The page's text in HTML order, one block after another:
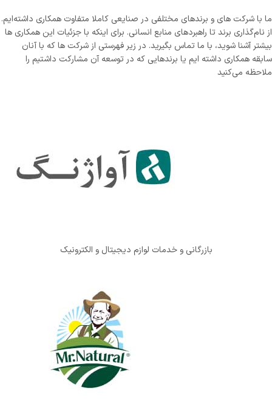
ما با شرکت های و برندهای مختلفی در صنایعی کاملا متفاوت همکاری داشته‌ایم.
از نام‌گذاری برند تا راهبردهای منابع انسانی. برای اینکه با جزئیات این همکاری ها
بیشتر آشنا شوید، با ما تماس بگیرید. در زیر فهرستی از شرکت ‌ها که با آنان
سابقه همکاری داشته ایم یا برندهایی که در توسعه آن مشارکت داشتیم را
ملاحظه می‌کنید
بازرگانی و خدمات لوازم دیجیتال و الکترونیک